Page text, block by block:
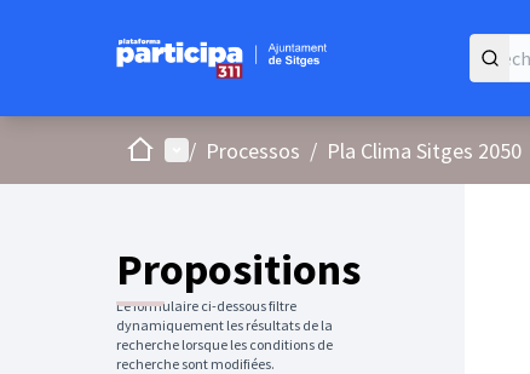
AccueilMenu principal
/ Processos / Pla Clima Sitges 2050
Propositions
Le formulaire ci-dessous filtre
dynamiquement les résultats de la
recherche lorsque les conditions de
recherche sont modifiées.